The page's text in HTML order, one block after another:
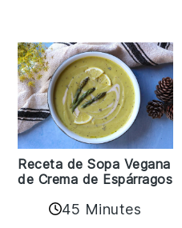
Receta de Sopa Vegana
de Crema de Espárragos
45 Minutes